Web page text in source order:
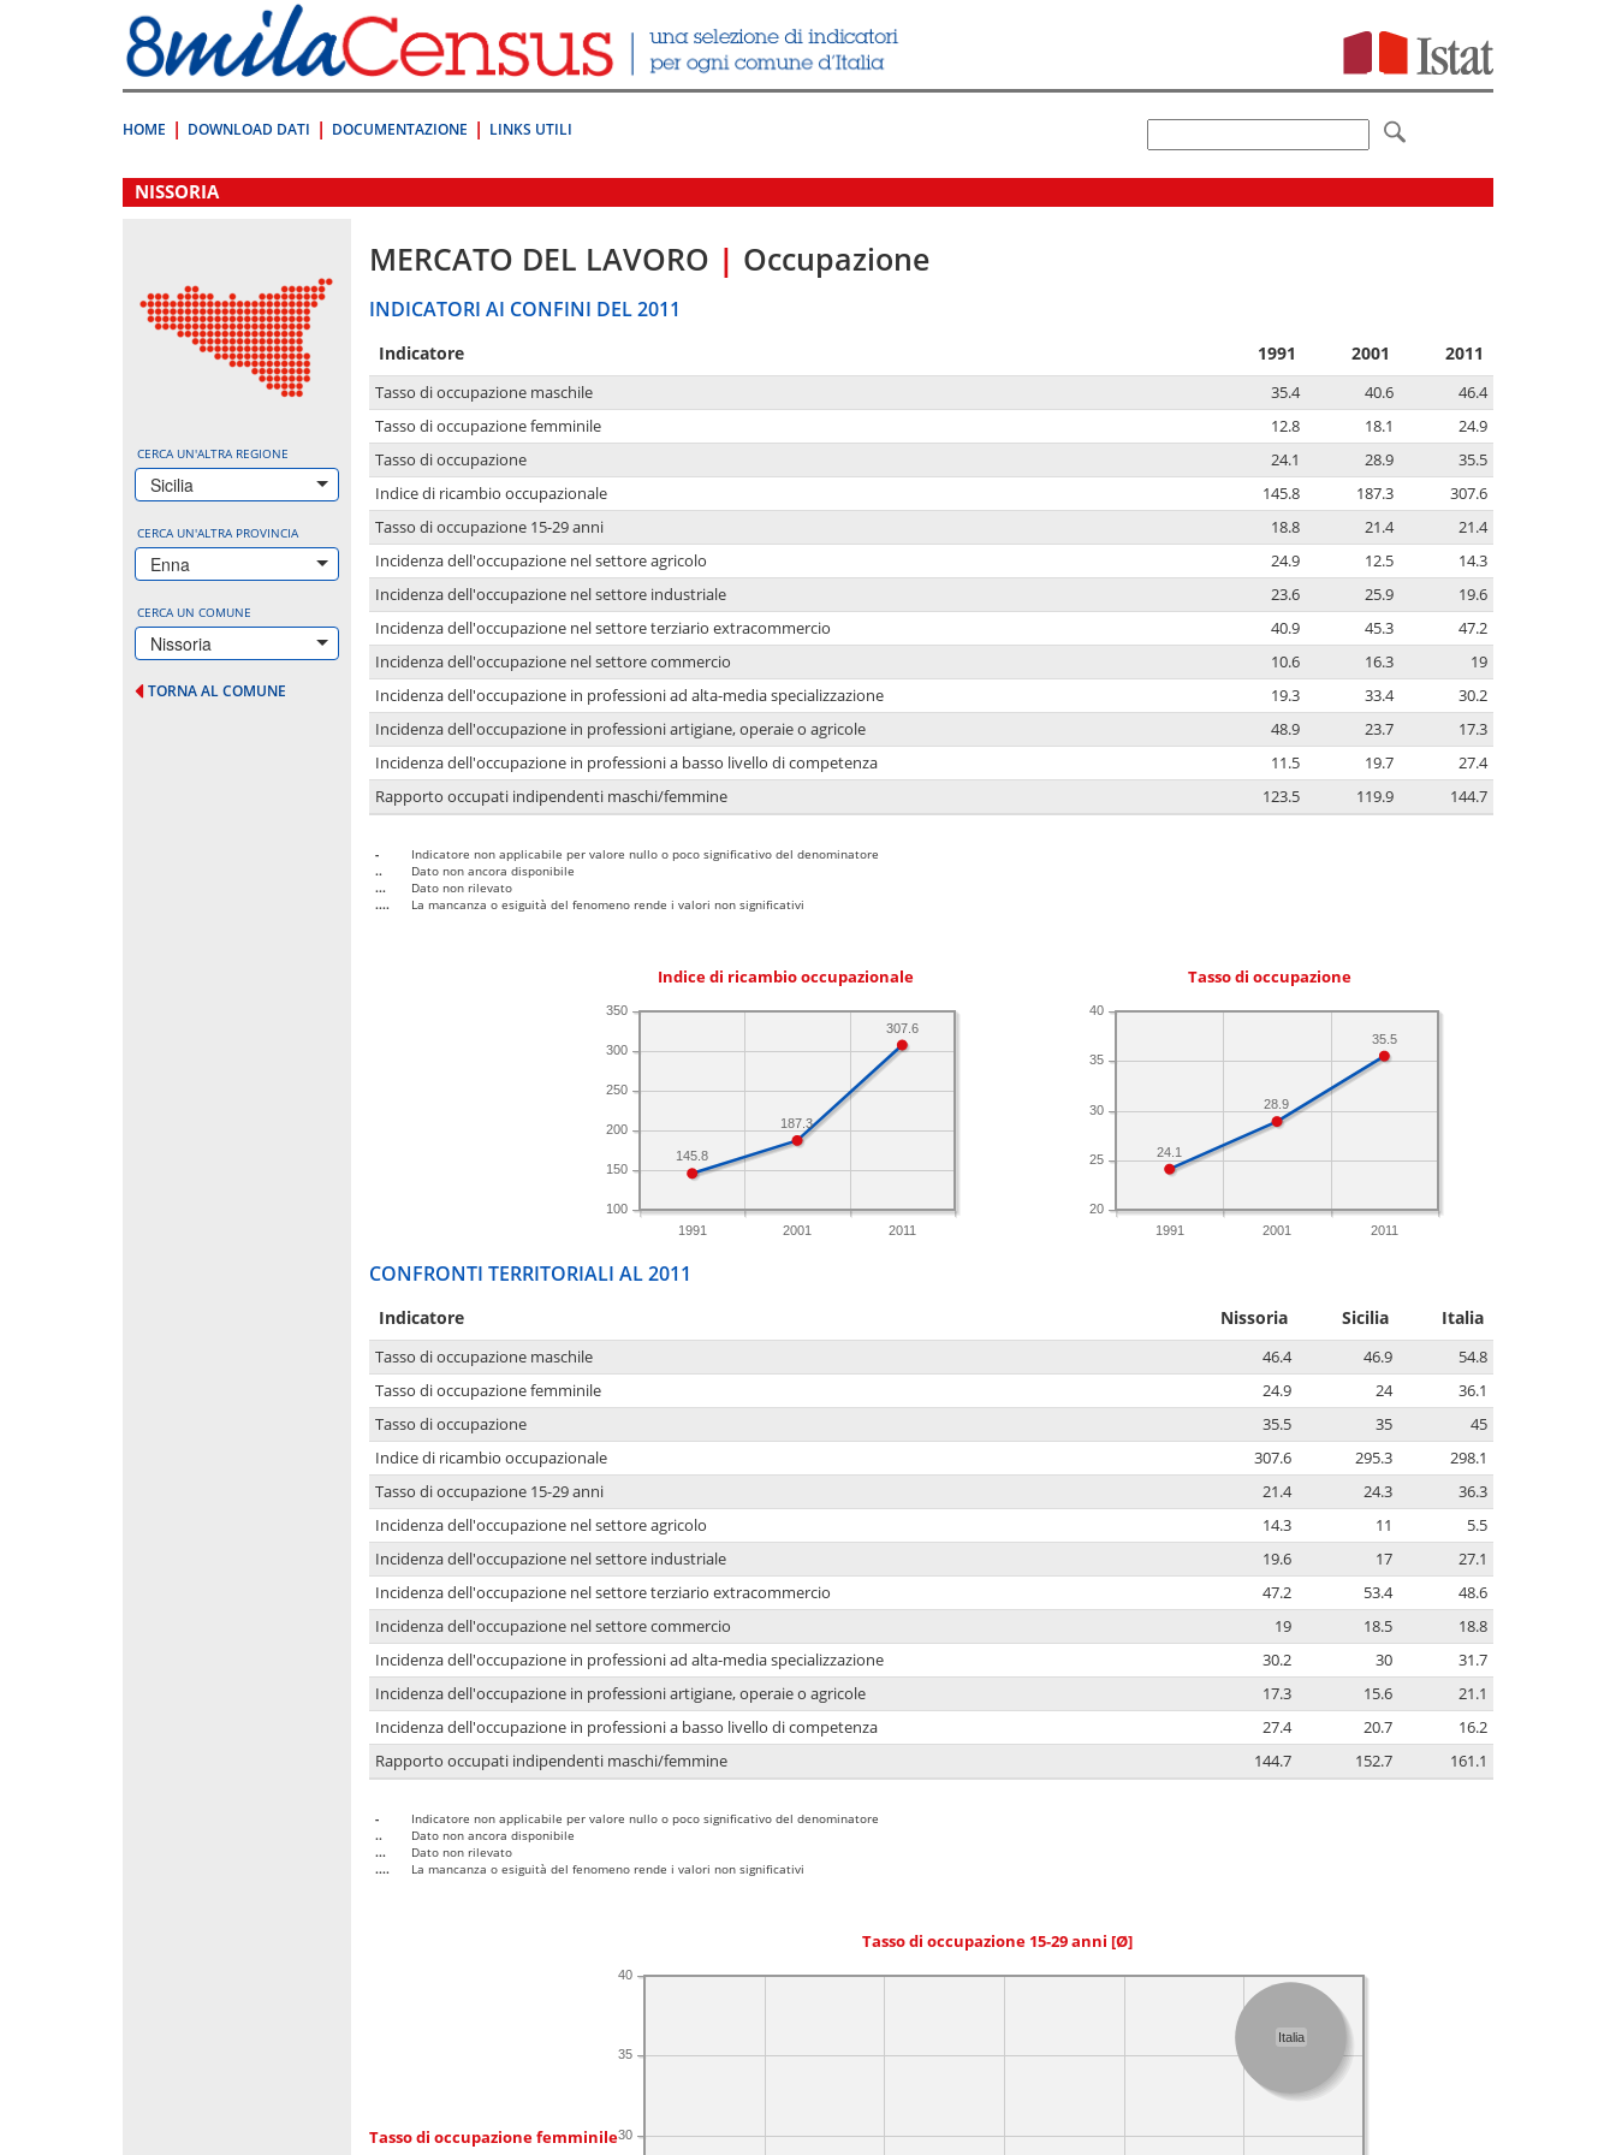
direttamente
a:
Contenuto
HOME DOWNLOAD DATI DOCUMENTAZIONE LINKS UTILI
.
NISSORIA
CERCA UN'ALTRA REGIONE
Sicilia
CERCA UN'ALTRA PROVINCIA
Enna
CERCA UN COMUNE
Nissoria
TORNA AL COMUNE
MERCATO DEL LAVORO | Occupazione
INDICATORI AI CONFINI DEL 2011
Indicatore 1991 2001 2011
Tasso di occupazione maschile 35.4 40.6
46.4
Tasso di occupazione femminile
12.8 18.1
24.9
Tasso di occupazione
24.1 28.9
35.5
Indice di ricambio occupazionale
145.8 187.3
307.6
Tasso di occupazione 15-29 anni
18.8 21.4
21.4
Incidenza dell'occupazione nel settore agricolo
24.9 12.5
14.3
Incidenza dell'occupazione nel settore industriale
23.6 25.9
19.6
Incidenza dell'occupazione nel settore terziario extracommercio
40.9 45.3
47.2
Incidenza dell'occupazione nel settore commercio
10.6 16.3
19
Incidenza dell'occupazione in professioni ad alta-media specializzazione
19.3 33.4
30.2
Incidenza dell'occupazione in professioni artigiane, operaie o agricole
48.9 23.7
17.3
Incidenza dell'occupazione in professioni a basso livello di competenza
11.5 19.7
27.4
Rapporto occupati indipendenti maschi/femmine
123.5 119.9 144.7
-
Indicatore non applicabile per valore nullo o poco significativo del denominatore
..
Dato non ancora disponibile
...
Dato non rilevato
....
La mancanza o esiguità del fenomeno rende i valori non significativi
Indice di ricambio occupazionale
1991 2001 2011
100
150
200
250
300
350
307.6
187.3
145.8
Tasso di occupazione
1991 2001 2011
20
25
30
35
40
35.5
28.9
24.1
CONFRONTI TERRITORIALI AL 2011
Indicatore Nissoria Sicilia Italia
Tasso di occupazione maschile 46.4 46.9
54.8
Tasso di occupazione femminile
24.9 24
36.1
Tasso di occupazione
35.5 35
45
Indice di ricambio occupazionale
307.6 295.3
298.1
Tasso di occupazione 15-29 anni
21.4 24.3
36.3
Incidenza dell'occupazione nel settore agricolo
14.3 11
5.5
Incidenza dell'occupazione nel settore industriale
19.6 17
27.1
Incidenza dell'occupazione nel settore terziario extracommercio
47.2 53.4
48.6
Incidenza dell'occupazione nel settore commercio
19 18.5
18.8
Incidenza dell'occupazione in professioni ad alta-media specializzazione
30.2 30
31.7
Incidenza dell'occupazione in professioni artigiane, operaie o agricole
17.3 15.6
21.1
Incidenza dell'occupazione in professioni a basso livello di competenza
27.4 20.7
16.2
Rapporto occupati indipendenti maschi/femmine
144.7 152.7 161.1
-
Indicatore non applicabile per valore nullo o poco significativo del denominatore
..
Dato non ancora disponibile
...
Dato non rilevato
....
La mancanza o esiguità del fenomeno rende i valori non significativi
Tasso di occupazione 15-29 anni [Ø]
Tasso di occupazione femminile30
35
40
Italia